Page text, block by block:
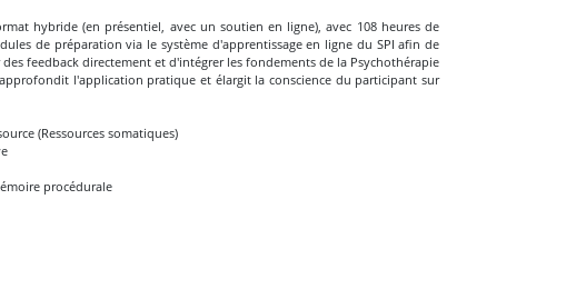
hybride (en présentiel, avec un soutien en ligne), avec 108 heures de
de préparation via le système d'apprentissage en ligne du SPI afin de
feedback directement et d'intégrer les fondements de la Psychothérapie
l'application pratique et élargit la conscience du participant sur
(Ressources somatiques)
procédurale